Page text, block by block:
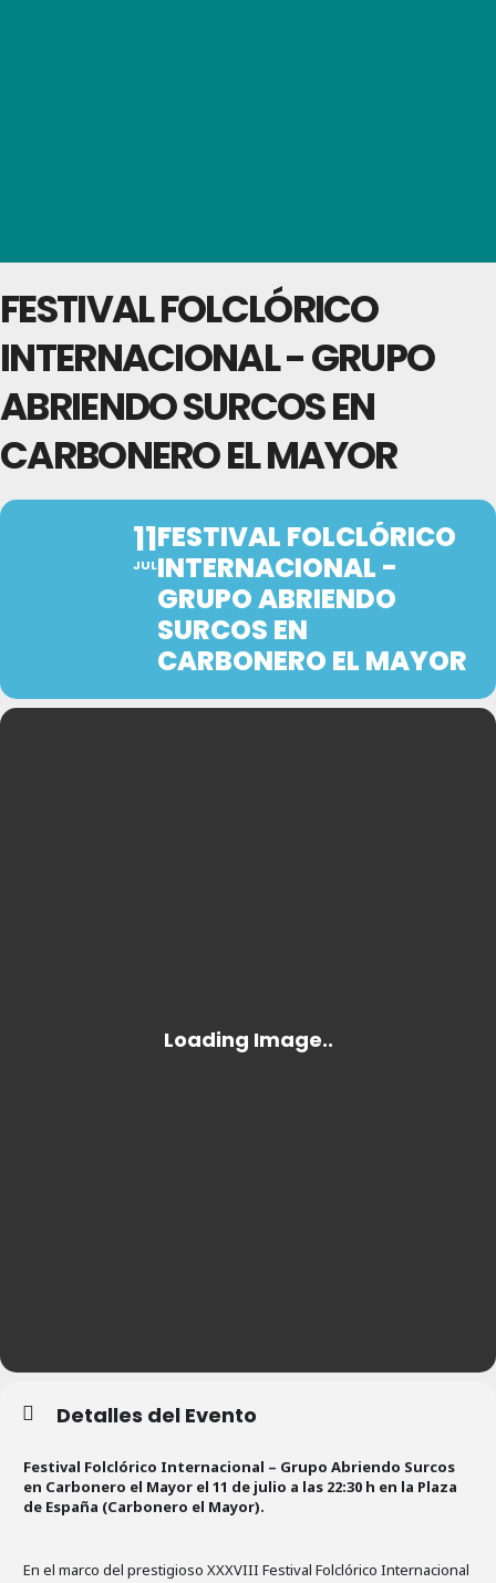
FESTIVAL FOLCLÓRICO
INTERNACIONAL - GRUPO
ABRIENDO SURCOS EN
CARBONERO EL MAYOR
11
JUL
FESTIVAL FOLCLÓRICO
INTERNACIONAL -
GRUPO ABRIENDO
SURCOS EN
CARBONERO EL MAYOR
Detalles del Evento
Festival Folclórico Internacional – Grupo Abriendo Surcos
en Carbonero el Mayor el 11 de julio a las 22:30 h en la Plaza
de España (Carbonero el Mayor).
En el marco del prestigioso XXXVIII Festival Folclórico Internacional